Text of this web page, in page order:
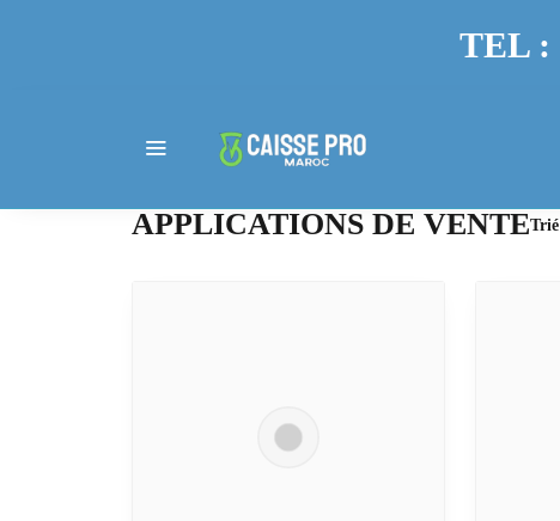
TEL :
APPLICATIONS DE VENTE